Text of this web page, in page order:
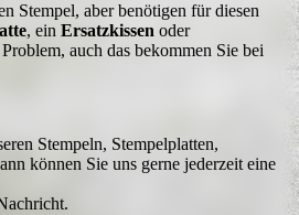
Stempel, aber benötigen für diesen
, ein Ersatzkissen oder
auch das bekommen Sie bei
Stempeln, Stempelplatten,
können Sie uns gerne jederzeit eine